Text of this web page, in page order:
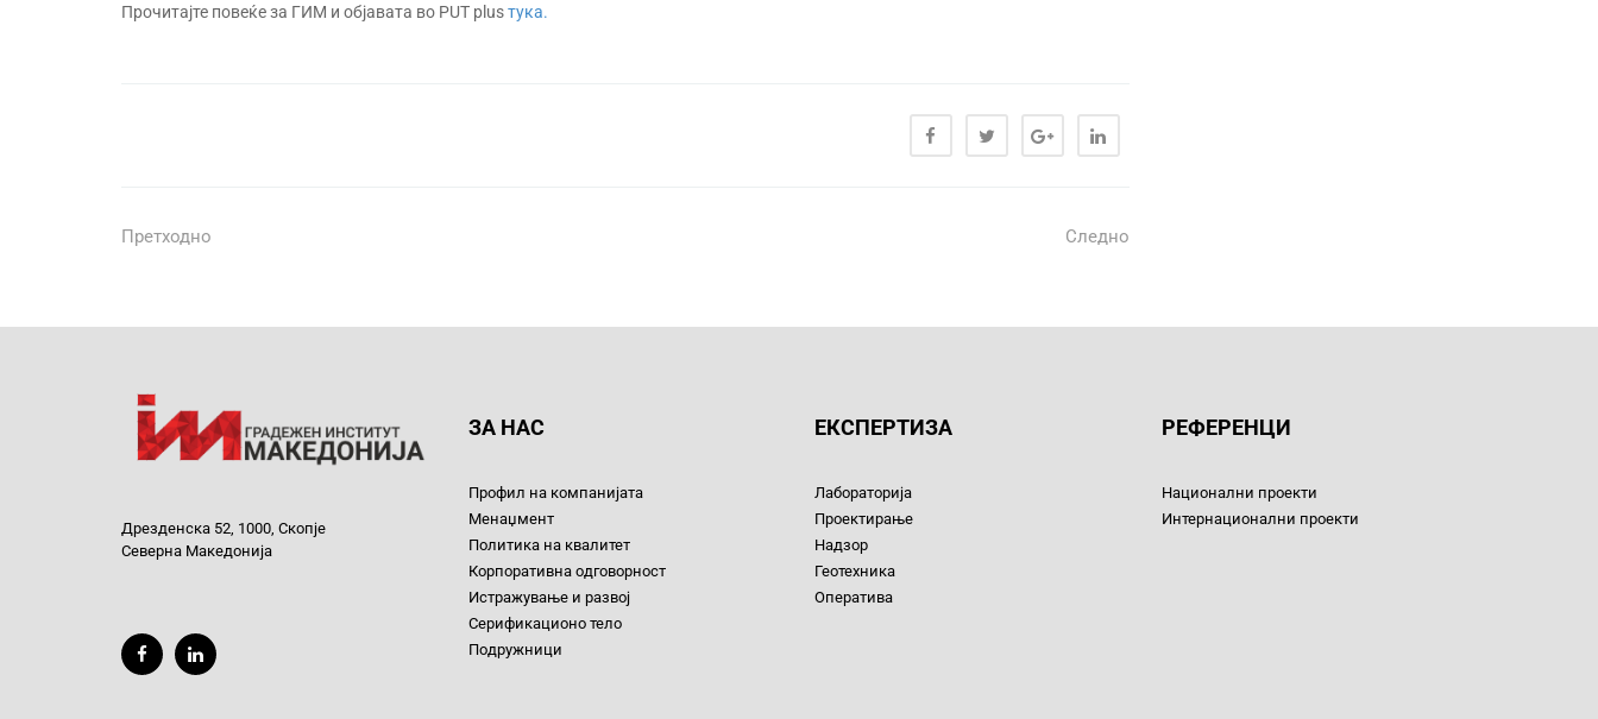
Прочитајте повеќе за ГИМ и објавата во PUT plusтука.
Претходно Следно
Дрезденска 52, 1000, Скопје
Северна Македонија
ЗА НАС
Профил на компанијата
Менаџмент
Политика на квалитет
Корпоративна одговорност
Истражување и развој
Серификационо тело
Подружници
ЕКСПЕРТИЗА
Лабораторија
Проектирање
Надзор
Геотехника
Оператива
РЕФЕРЕНЦИ
Национални проекти
Интернационални проекти